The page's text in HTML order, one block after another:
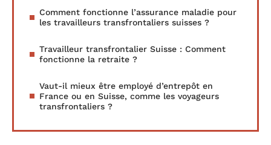
Comment fonctionne l’assurance maladie pour
les travailleurs transfrontaliers suisses ?
Travailleur transfrontalier Suisse : Comment
fonctionne la retraite ?
Vaut-il mieux être employé d’entrepôt en
France ou en Suisse, comme les voyageurs
transfrontaliers ?